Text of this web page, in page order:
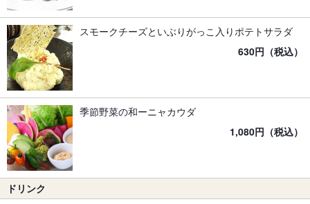
スモークチーズといぶりがっこ入りポテトサラダ
630円（税込）
季節野菜の和ーニャカウダ
1,080円（税込）
ドリンク